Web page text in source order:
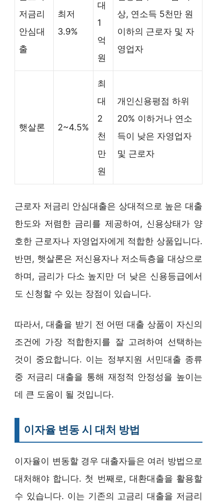
저금리
안심대
출
최저
3.9%
대
1
억
원
상, 연소득 5천만 원
이하의 근로자 및 자
영업자
햇살론 2~4.5%
최
대
2
천
만
원
개인신용평점 하위
20% 이하거나 연소
득이 낮은 자영업자
및 근로자
근로자 저금리 안심대출은 상대적으로 높은 대출
한도와 저렴한 금리를 제공하여, 신용상태가 양
호한 근로자나 자영업자에게 적합한 상품입니다.
반면, 햇살론은 저신용자나 저소득층을 대상으로
하며, 금리가 다소 높지만 더 낮은 신용등급에서
도 신청할 수 있는 장점이 있습니다.
따라서, 대출을 받기 전 어떤 대출 상품이 자신의
조건에 가장 적합한지를 잘 고려하여 선택하는
것이 중요합니다. 이는 정부지원 서민대출 종류
중 저금리 대출을 통해 재정적 안정성을 높이는
데 큰 도움이 될 것입니다.
이자율 변동 시 대처 방법
이자율이 변동할 경우 대출자들은 여러 방법으로
대처해야 합니다. 첫 번째로, 대환대출을 활용할
수 있습니다. 이는 기존의 고금리 대출을 저금리